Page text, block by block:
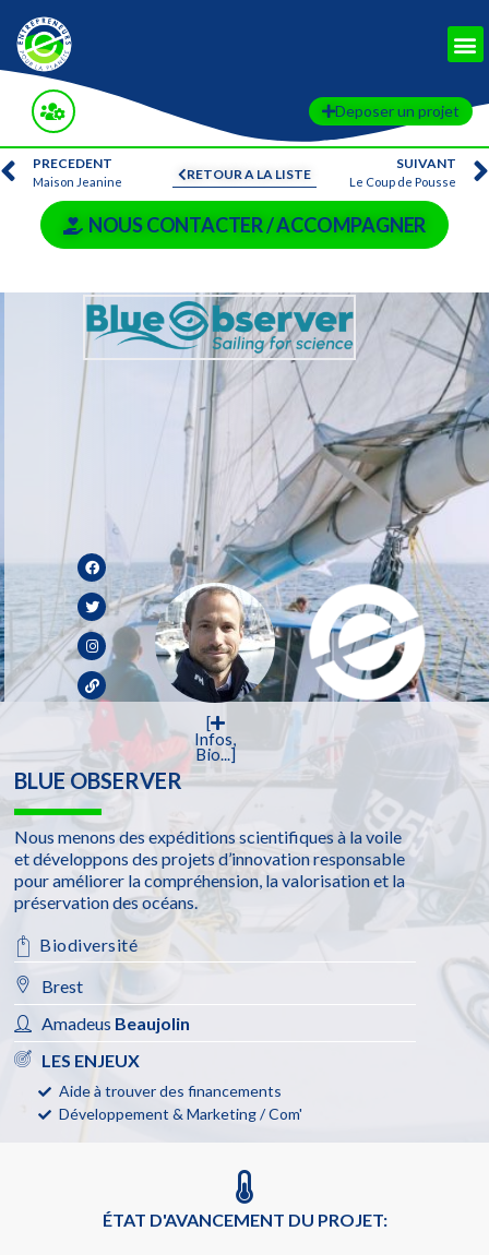
Deposer un projet
RETOUR A LA LISTE
PRECEDENT
Maison Jeanine
SUIVANT
Le Coup de Pousse
NOUS CONTACTER / ACCOMPAGNER
[
Infos,
Bio...]
BLUE OBSERVER
Nous menons des expéditions scientifiques à la voile
et développons des projets d’innovation responsable
pour améliorer la compréhension, la valorisation et la
préservation des océans.
Biodiversité
Brest
Amadeus Beaujolin
LES ENJEUX
Aide à trouver des financements
Développement & Marketing / Com'
ÉTAT D'AVANCEMENT DU PROJET: